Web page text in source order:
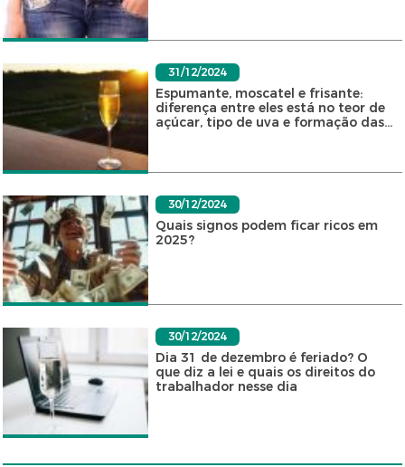
31/12/2024
Espumante, moscatel e frisante:
diferença entre eles está no teor de
açúcar, tipo de uva e formação das...
30/12/2024
Quais signos podem ficar ricos em
2025?
30/12/2024
Dia 31 de dezembro é feriado? O
que diz a lei e quais os direitos do
trabalhador nesse dia